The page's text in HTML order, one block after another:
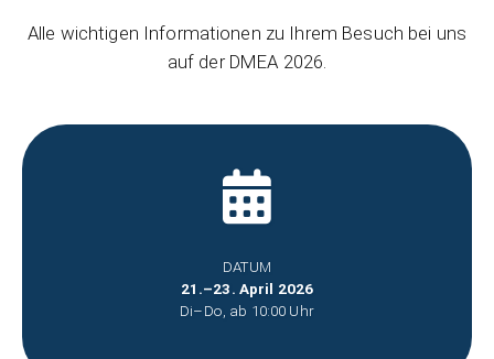
Alle wichtigen Informationen zu Ihrem Besuch bei uns
auf der DMEA 2026.
DATUM
21.–23. April 2026
Di–Do, ab 10:00 Uhr